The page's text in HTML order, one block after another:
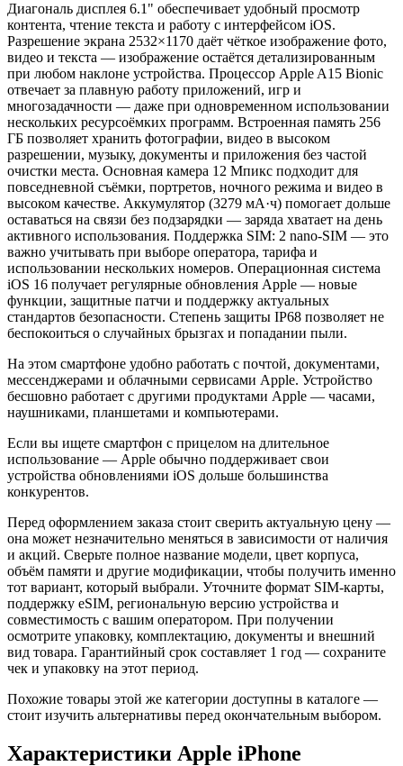
Диагональ дисплея 6.1" обеспечивает удобный просмотр
контента, чтение текста и работу с интерфейсом iOS.
Разрешение экрана 2532×1170 даёт чёткое изображение фото,
видео и текста — изображение остаётся детализированным
при любом наклоне устройства. Процессор Apple A15 Bionic
отвечает за плавную работу приложений, игр и
многозадачности — даже при одновременном использовании
нескольких ресурсоёмких программ. Встроенная память 256
ГБ позволяет хранить фотографии, видео в высоком
разрешении, музыку, документы и приложения без частой
очистки места. Основная камера 12 Мпикс подходит для
повседневной съёмки, портретов, ночного режима и видео в
высоком качестве. Аккумулятор (3279 мА·ч) помогает дольше
оставаться на связи без подзарядки — заряда хватает на день
активного использования. Поддержка SIM: 2 nano-SIM — это
важно учитывать при выборе оператора, тарифа и
использовании нескольких номеров. Операционная система
iOS 16 получает регулярные обновления Apple — новые
функции, защитные патчи и поддержку актуальных
стандартов безопасности. Степень защиты IP68 позволяет не
беспокоиться о случайных брызгах и попадании пыли.
На этом смартфоне удобно работать с почтой, документами,
мессенджерами и облачными сервисами Apple. Устройство
бесшовно работает с другими продуктами Apple — часами,
наушниками, планшетами и компьютерами.
Если вы ищете смартфон с прицелом на длительное
использование — Apple обычно поддерживает свои
устройства обновлениями iOS дольше большинства
конкурентов.
Перед оформлением заказа стоит сверить актуальную цену —
она может незначительно меняться в зависимости от наличия
и акций. Сверьте полное название модели, цвет корпуса,
объём памяти и другие модификации, чтобы получить именно
тот вариант, который выбрали. Уточните формат SIM-карты,
поддержку eSIM, региональную версию устройства и
совместимость с вашим оператором. При получении
осмотрите упаковку, комплектацию, документы и внешний
вид товара. Гарантийный срок составляет 1 год — сохраните
чек и упаковку на этот период.
Похожие товары этой же категории доступны в каталоге —
стоит изучить альтернативы перед окончательным выбором.
Характеристики Apple iPhone